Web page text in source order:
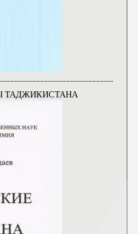
ТАДЖИКИСТАНА